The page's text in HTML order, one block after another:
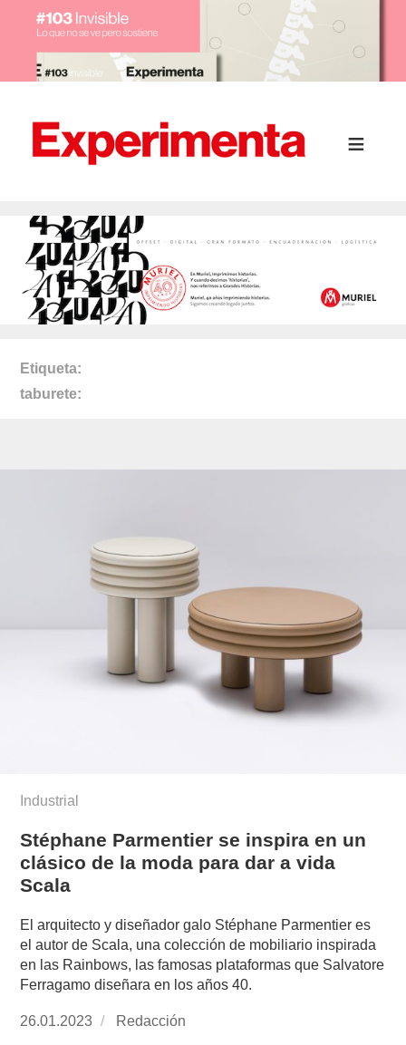
Etiqueta
taburete
Industrial
Stéphane Parmentier se inspira en un
clásico de la moda para dar a vida
Scala
El arquitecto y diseñador galo Stéphane Parmentier es
el autor de Scala, una colección de mobiliario inspirada
en las Rainbows, las famosas plataformas que Salvatore
Ferragamo diseñara en los años 40.
Publicado
26.01.2023 https://www.experimenta.es/author/redaccion/
Redacción